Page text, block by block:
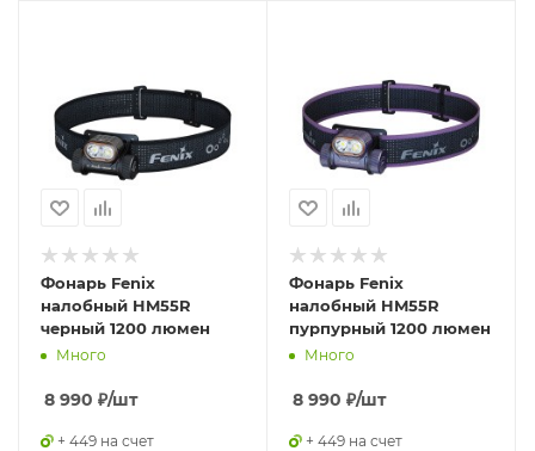
Фонарь Fenix
налобный HM55R
черный 1200 люмен
Много
8 990 ₽/шт
+ 449 на счет
Фонарь Fenix
налобный HM55R
пурпурный 1200 люмен
Много
8 990 ₽/шт
+ 449 на счет